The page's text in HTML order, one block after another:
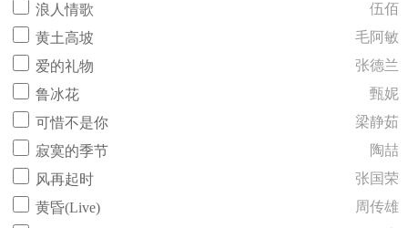
浪人情歌
伍佰
黄土高坡
毛阿敏
爱的礼物
张德兰
鲁冰花
甄妮
可惜不是你
梁静茹
寂寞的季节
陶喆
风再起时
张国荣
黄昏(Live)
周传雄